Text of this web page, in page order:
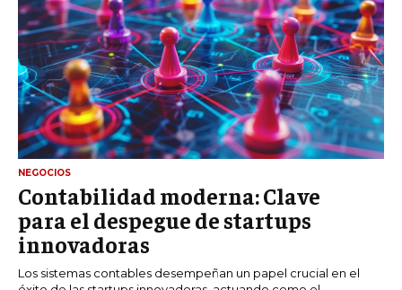
NEGOCIOS
Contabilidad moderna: Clave
para el despegue de startups
innovadoras
Los sistemas contables desempeñan un papel crucial en el